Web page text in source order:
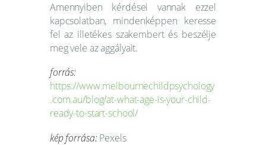
Amennyiben kérdései vannak ezzel
kapcsolatban, mindenképpen keresse
fel az illetékes szakembert és beszélje
meg vele az aggályait.
forrás:
https://www.melbournechildpsychology
.com.au/blog/at-what-age-is-your-child-
ready-to-start-school/
kép forrása:Pexels